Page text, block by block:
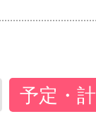
予定・